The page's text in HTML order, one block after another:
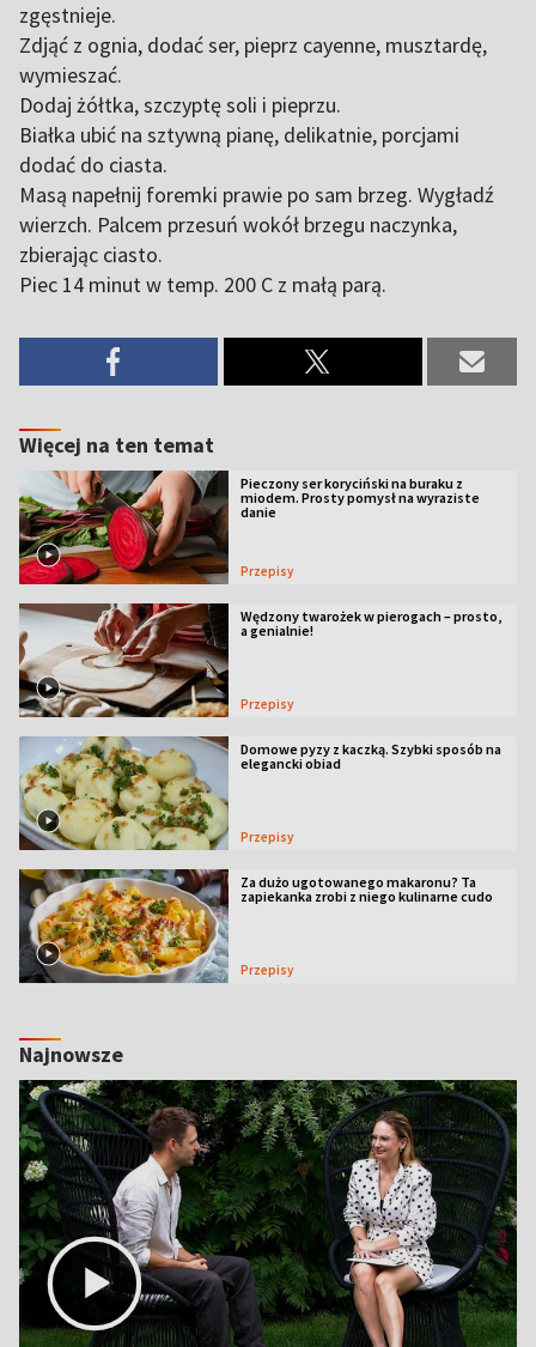
zgęstnieje.
Zdjąć z ognia, dodać ser, pieprz cayenne, musztardę,
wymieszać.
Dodaj żółtka, szczyptę soli i pieprzu.
Białka ubić na sztywną pianę, delikatnie, porcjami
dodać do ciasta.
Masą napełnij foremki prawie po sam brzeg. Wygładź
wierzch. Palcem przesuń wokół brzegu naczynka,
zbierając ciasto.
Piec 14 minut w temp. 200 C z małą parą.
Więcej na ten temat
Pieczony ser koryciński na buraku z
miodem. Prosty pomysł na wyraziste
danie
Przepisy
Wędzony twarożek w pierogach – prosto,
a genialnie!
Przepisy
Domowe pyzy z kaczką. Szybki sposób na
elegancki obiad
Przepisy
Za dużo ugotowanego makaronu? Ta
zapiekanka zrobi z niego kulinarne cudo
Przepisy
Najnowsze